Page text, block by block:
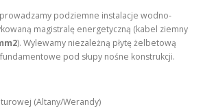
podziemne instalacje wodno-
magistralę energetyczną (kabel ziemny
). Wylewamy niezależną płytę żelbetową
pod słupy nośne konstrukcji.
(Altany/Werandy)